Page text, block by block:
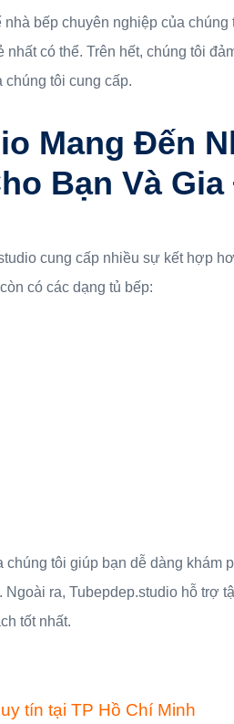
bếp chuyên nghiệp của
có thể. Trên hết, chúng tôi
chúng tôi cung cấp.
Mang Đến
Bạn Và
cung cấp nhiều sự kết hợp
có các dạng tủ bếp:
tôi giúp bạn dễ dàng khám
ra, Tubepdep.studio hỗ trợ
tốt nhất.
tín tại TP Hồ Chí Minh